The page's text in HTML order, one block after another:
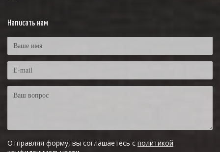
Написать нам
Отправляя форму, вы соглашаетесь с политикой